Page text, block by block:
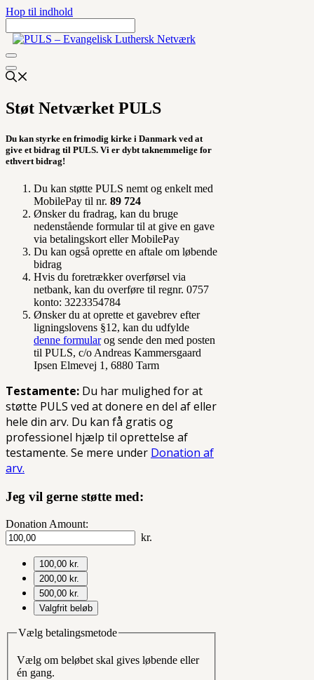
Hop til indhold
Støt Netværket PULS
Du kan styrke en frimodig kirke i Danmark ved at
give et bidrag til PULS. Vi er dybt taknemmelige for
ethvert bidrag!
Du kan støtte PULS nemt og enkelt med
MobilePay til nr. 89 724
Ønsker du fradrag, kan du bruge
nedenstående formular til at give en gave
via betalingskort eller MobilePay
Du kan også oprette en aftale om løbende
bidrag
Hvis du foretrækker overførsel via
netbank, kan du overføre til regnr. 0757
konto: 3223354784
Ønsker du at oprette et gavebrev efter
ligningslovens §12, kan du udfylde
denne formularog sende den med posten
til PULS, c/o Andreas Kammersgaard
Ipsen Elmevej 1, 6880 Tarm
Testamente: Du har mulighed for at
støtte PULS ved at donere en del af eller
hele din arv. Du kan få gratis og
professionel hjælp til oprettelse af
testamente. Se mere under Donation af
arv.
Jeg vil gerne støtte med:
Donation Amount:
kr.
100,00 kr.
200,00 kr.
500,00 kr.
Valgfrit beløb
Vælg betalingsmetode
Vælg om beløbet skal gives løbende eller
én gang.